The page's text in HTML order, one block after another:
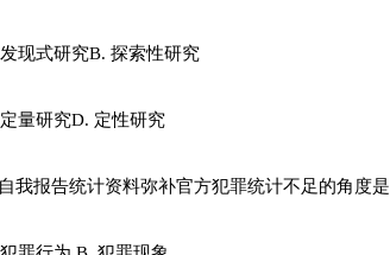
式研究B. 探索性研究
研究D. 定性研究
报告统计资料弥补官方犯罪统计不足的角度是